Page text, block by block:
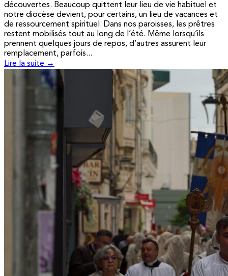
découvertes. Beaucoup quittent leur lieu de vie habituel et
notre diocèse devient, pour certains, un lieu de vacances et
de ressourcement spirituel. Dans nos paroisses, les prêtres
restent mobilisés tout au long de l’été. Même lorsqu’ils
prennent quelques jours de repos, d’autres assurent leur
remplacement, parfois...
Lire la suite →